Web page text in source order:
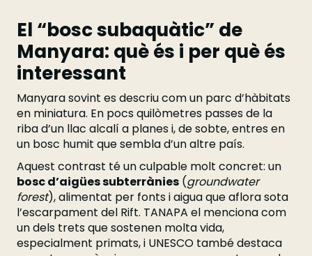
El “bosc subaquàtic” de
Manyara: què és i per què és
interessant
Manyara sovint es descriu com un parc d’hàbitats
en miniatura. En pocs quilòmetres passes de la
riba d’un llac alcalí a planes i, de sobte, entres en
un bosc humit que sembla d’un altre país.
Aquest contrast té un culpable molt concret: un
bosc d’aigües subterrànies (groundwater
forest), alimentat per fonts i aigua que aflora sota
l’escarpament del Rift. TANAPA el menciona com
un dels trets que sostenen molta vida,
especialment primats, i UNESCO també destaca